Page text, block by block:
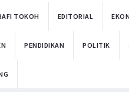
TOKOH EDITORIAL
PENDIDIKAN POLITIK